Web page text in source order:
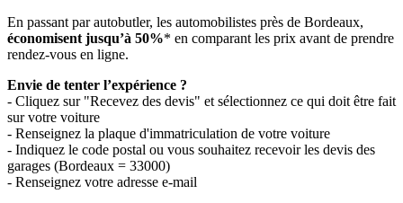
En passant par autobutler, les automobilistes près de Bordeaux,
économisent jusqu’à 50%* en comparant les prix avant de prendre
rendez-vous en ligne.
Envie de tenter l’expérience ?
- Cliquez sur "Recevez des devis" et sélectionnez ce qui doit être fait
sur votre voiture
- Renseignez la plaque d'immatriculation de votre voiture
- Indiquez le code postal ou vous souhaitez recevoir les devis des
garages (Bordeaux = 33000)
- Renseignez votre adresse e-mail